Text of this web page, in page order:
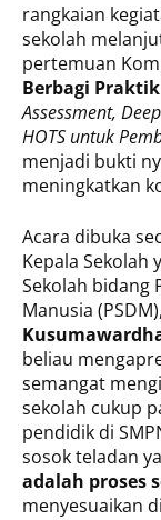
rangkaian
sekolah
pertemuan
Berbagi
Assessment,
HOTS untuk
menjadi bukti
meningkatkan
Acara dibuka
Kepala Sekolah
Sekolah bidang
Manusia (PSDM),
beliau
semangat
sekolah cukup
pendidik di
sosok teladan
adalah proses
menyesuaikan